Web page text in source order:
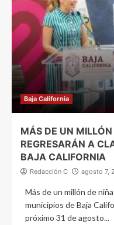
Baja California
MÁS DE UN
REGRESARÁN A
BAJA CALIFORNIA
Redacción C agosto 7,
Más de un millón de
municipios de Baja
próximo 31 de agosto...